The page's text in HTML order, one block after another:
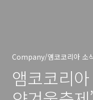
Company/앰코코리아 소
앰코코리